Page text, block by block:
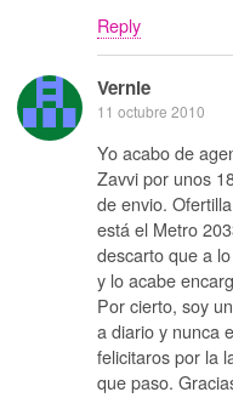
Reply
Vernie
11 octubre 2010
Yo acabo de
Zavvi por unos
de envio.
está el Metro
descarto que a
y lo acabe
Por cierto, soy
a diario y nunca
felicitaros por la
que paso.